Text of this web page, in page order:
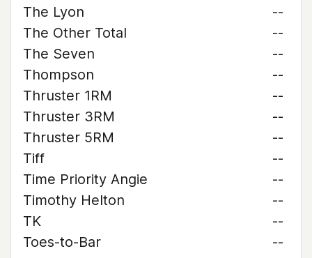
The Lyon
--
The Other Total
--
The Seven
--
Thompson
--
Thruster 1RM
--
Thruster 3RM
--
Thruster 5RM
--
Tiff
--
Time Priority Angie
--
Timothy Helton
--
TK
--
Toes-to-Bar
--